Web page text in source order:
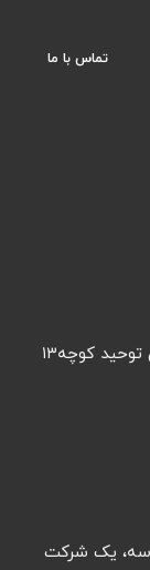
تماس با ما
تهران تهرانپارس استقلال شرق خیابان توحید کوچه۱۳
یک شرکت